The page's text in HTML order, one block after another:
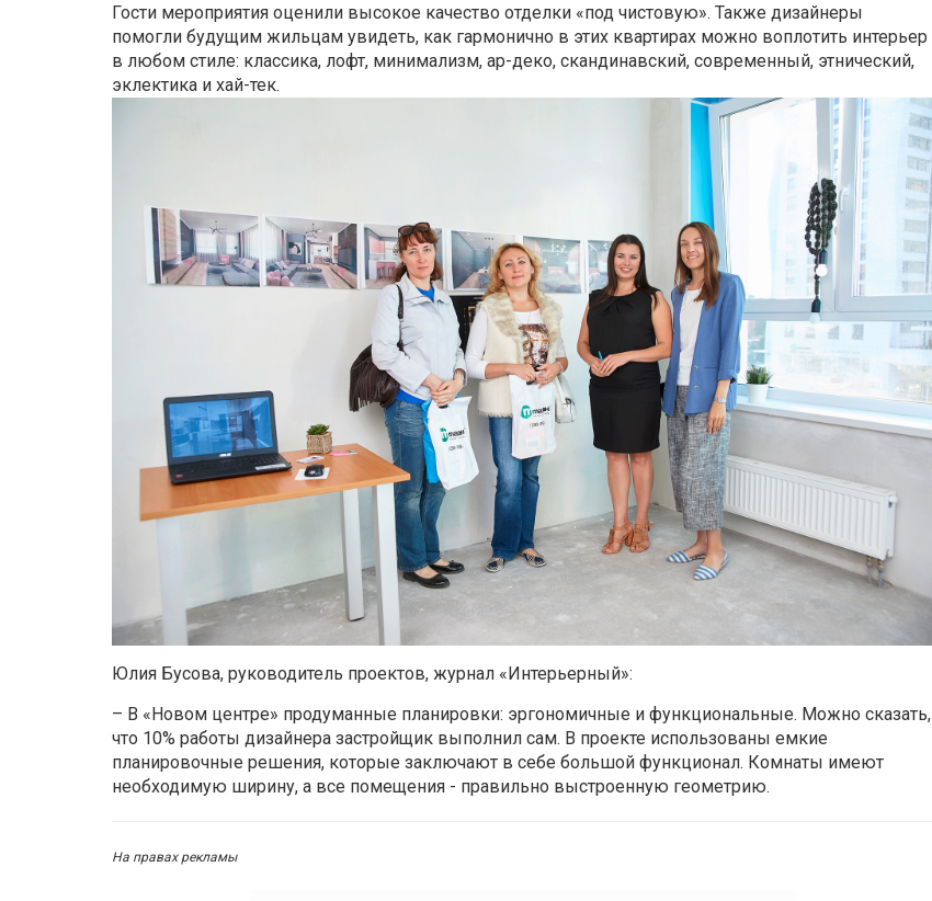
Гости мероприятия оценили высокое качество отделки «под чистовую». Также дизайнеры
помогли будущим жильцам увидеть, как гармонично в этих квартирах можно воплотить интерьер
в любом стиле: классика, лофт, минимализм, ар-деко, скандинавский, современный, этнический,
эклектика и хай-тек.
Юлия Бусова, руководитель проектов, журнал «Интерьерный»:
– В «Новом центре» продуманные планировки: эргономичные и функциональные. Можно сказать,
что 10% работы дизайнера застройщик выполнил сам. В проекте использованы емкие
планировочные решения, которые заключают в себе большой функционал. Комнаты имеют
необходимую ширину, а все помещения - правильно выстроенную геометрию.
На правах рекламы